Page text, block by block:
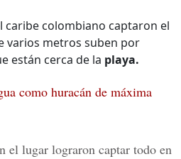
caribe colombiano captaron el
varios metros suben por
están cerca de la playa.
como huracán de máxima
el lugar lograron captar todo en